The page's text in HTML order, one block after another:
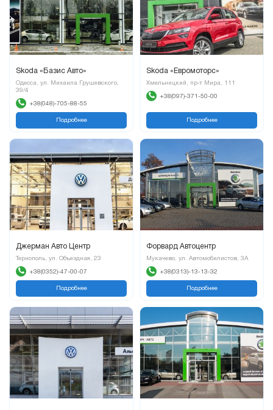
Skoda «Базис Авто»
Одесса, ул. Михаила Грушевского,
39/4
+38(048)-705-88-55
Подробнее
Skoda «Евромоторс»
Хмельницкий, пр-т Мира, 111
+38(097)-371-50-00
Подробнее
Джерман Авто Центр
Тернополь, ул. Объездная, 23
+38(0352)-47-00-07
Подробнее
Форвард Автоцентр
Мукачево, ул. Автомобилистов, 3А
+38(0313)-13-13-32
Подробнее